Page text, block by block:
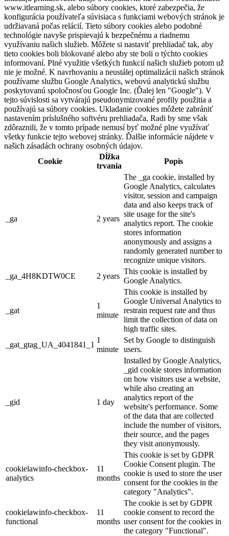
www.itlearning.sk, alebo súbory cookies, ktoré zabezpečia, že
konfigurácia používateľa súvisiaca s funkciami webových stránok je
udržiavaná počas relácií. Tieto súbory cookies alebo podobné
technológie navyše prispievajú k bezpečnému a riadnemu
využívaniu našich služieb. Môžete si nastaviť prehliadač tak, aby
tieto cookies boli blokované alebo aby ste boli o týchto cookies
informovaní. Plné využitie všetkých funkcií našich služieb potom už
nie je možné. K navrhovaniu a neustálej optimalizácii našich stránok
používame službu Google Analytics, webovú analytickú službu
poskytovanú spoločnosťou Google Inc. (Ďalej len "Google"). V
tejto súvislosti sa vytvárajú pseudonymizované profily použitia a
používajú sa súbory cookies. Ukladanie cookies môžete zabrániť
nastavením príslušného softvéru prehliadača. Radi by sme však
zdôraznili, že v tomto prípade nemusí byť možné plne využívať
všetky funkcie tejto webovej stránky. Ďalšie informácie nájdete v
našich zásadách ochrany osobných údajov.
Cookie
Dĺžka
trvania
Popis
_ga 2 years
The _ga cookie, installed by
Google Analytics, calculates
visitor, session and campaign
data and also keeps track of
site usage for the site's
analytics report. The cookie
stores information
anonymously and assigns a
randomly generated number to
recognize unique visitors.
_ga_4H8KDTW0CE
2 years
This cookie is installed by
Google Analytics.
_gat
1
minute
This cookie is installed by
Google Universal Analytics to
restrain request rate and thus
limit the collection of data on
high traffic sites.
_gat_gtag_UA_4041841_1
1
minute
Set by Google to distinguish
users.
_gid 1 day
Installed by Google Analytics,
_gid cookie stores information
on how visitors use a website,
while also creating an
analytics report of the
website's performance. Some
of the data that are collected
include the number of visitors,
their source, and the pages
they visit anonymously.
cookielawinfo-checkbox-
analytics
11
months
This cookie is set by GDPR
Cookie Consent plugin. The
cookie is used to store the user
consent for the cookies in the
category "Analytics".
cookielawinfo-checkbox-
functional
11
months
The cookie is set by GDPR
cookie consent to record the
user consent for the cookies in
the category "Functional".